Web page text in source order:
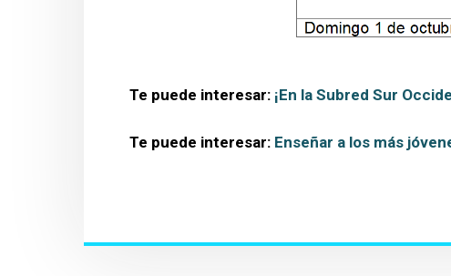
Te puede interesar: ¡En la Subred Sur
Te puede interesar: Enseñar a los más